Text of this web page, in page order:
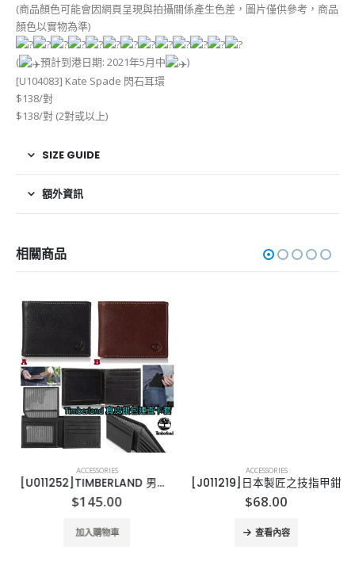
(商品顏色可能會因網頁呈現與拍攝關係產生色差，圖片僅供參考，商品
顏色以實物為準)
( 預計到港日期: 2021年5月中
)
[U104083] Kate Spade 閃石耳環
$138/對
$138/對 (2對或以上)
SIZE GUIDE
額外資訊
相關商品
ACCESSORIES
[U011252]TIMBERLAND 男裝銀包
$145.00
加入購物車
ACCESSORIES
[J011219]日本製匠之技指甲鉗
$68.00
查看內容